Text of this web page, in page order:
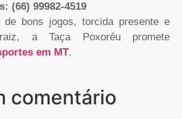
(66) 99982-4519
de bons jogos, torcida presente e
a Taça Poxoréu promete
em MT.
comentário